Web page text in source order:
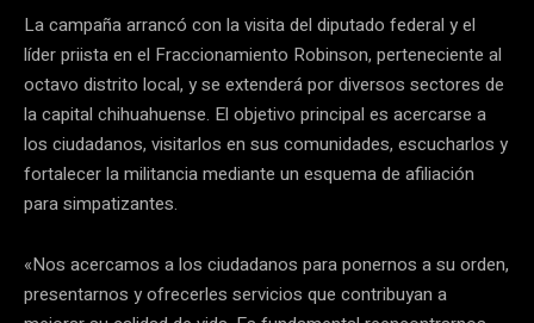
La campaña arrancó con la visita del diputado federal y el
líder priista en el Fraccionamiento Robinson, perteneciente al
octavo distrito local, y se extenderá por diversos sectores de
la capital chihuahuense. El objetivo principal es acercarse a
los ciudadanos, visitarlos en sus comunidades, escucharlos y
fortalecer la militancia mediante un esquema de afiliación
para simpatizantes.
«Nos acercamos a los ciudadanos para ponernos a su orden,
presentarnos y ofrecerles servicios que contribuyan a